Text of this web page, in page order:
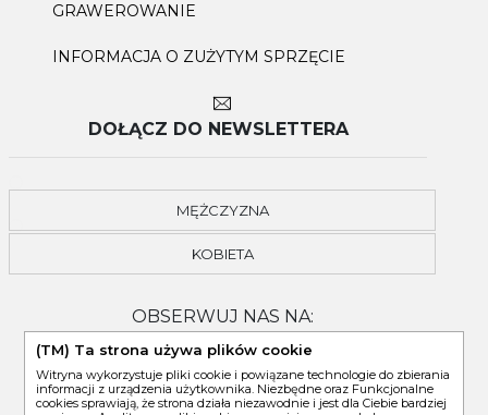
GRAWEROWANIE
INFORMACJA O ZUŻYTYM SPRZĘCIE
DOŁĄCZ DO NEWSLETTERA
MĘŻCZYZNA
KOBIETA
OBSERWUJ NAS NA:
(TM) Ta strona używa plików cookie
Witryna wykorzystuje pliki cookie i powiązane technologie do zbierania
informacji z urządzenia użytkownika. Niezbędne oraz Funkcjonalne
cookies sprawiają, że strona działa niezawodnie i jest dla Ciebie bardziej